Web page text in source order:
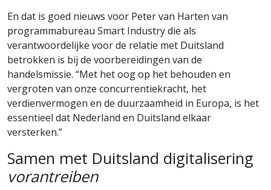
En dat is goed nieuws voor Peter van Harten van
programmabureau Smart Industry die als
verantwoordelijke voor de relatie met Duitsland
betrokken is bij de voorbereidingen van de
handelsmissie. “Met het oog op het behouden en
vergroten van onze concurrentiekracht, het
verdienvermogen en de duurzaamheid in Europa, is het
essentieel dat Nederland en Duitsland elkaar
versterken.”
Samen met Duitsland digitalisering
vorantreiben